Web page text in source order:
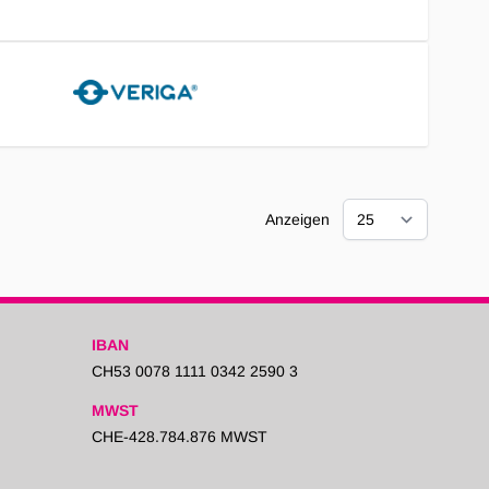
Anzeigen
IBAN
CH53 0078 1111 0342 2590 3
MWST
CHE-428.784.876 MWST